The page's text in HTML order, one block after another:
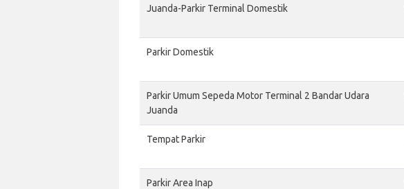
Juanda-Parkir Terminal Domestik
Parkir Domestik
Parkir Umum Sepeda Motor Terminal 2 Bandar Udara
Juanda
Tempat Parkir
Parkir Area Inap